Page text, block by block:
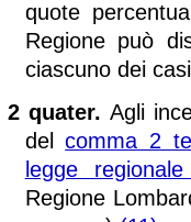
quote
Regione può
ciascuno dei
2 quater.Agli
delcomma 2
legge
Regione